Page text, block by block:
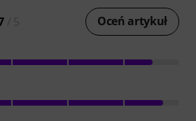
Oceń artykuł